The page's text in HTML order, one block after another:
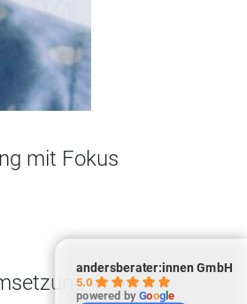
mit Fokus
ihrer
andersberater:innen GmbH
5.0
powered byGoogle